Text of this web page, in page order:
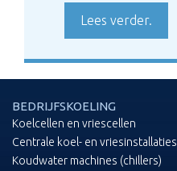
Lees verder.
BEDRIJFSKOELING
Koelcellen en vriescellen
Centrale koel- en vriesinstallaties
Koudwater machines (chillers)